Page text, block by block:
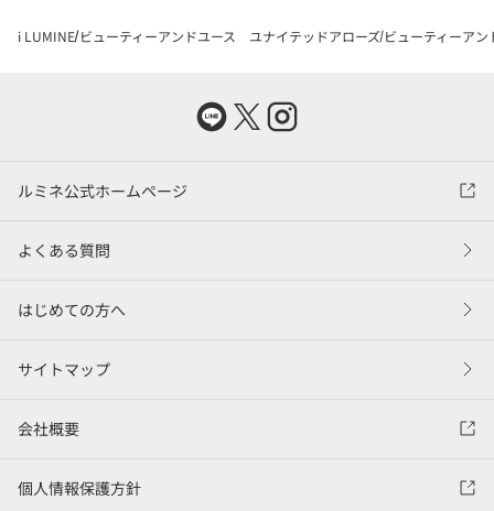
i LUMINE ビューティーアンドユース ユナイテッドアローズ ビューティーア
ルミネ公式ホームページ
よくある質問
はじめての方へ
サイトマップ
会社概要
個人情報保護方針